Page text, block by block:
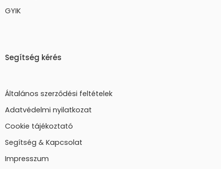
GYIK
Segítség kérés
Általános szerződési feltételek
Adatvédelmi nyilatkozat
Cookie tájékoztató
Segítség & Kapcsolat
Impresszum